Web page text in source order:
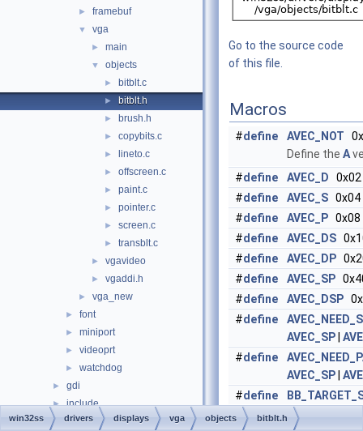
► framebuf
▼ vga
► main
▼ objects
► bitblt.c
► bitblt.h
► brush.h
► copybits.c
► lineto.c
► offscreen.c
► paint.c
► pointer.c
► screen.c
► transblt.c
► vgavideo
► vgaddi.h
► vga_new
► font
► miniport
► videoprt
► watchdog
► gdi
► include
► printing
Go to the source code
of this file.
Macros
#define AVEC_NOT
Define the A
#define AVEC_D 0x02
#define AVEC_S 0x04
#define AVEC_P 0x08
#define AVEC_DS
#define AVEC_DP
#define AVEC_SP
#define AVEC_DSP
#define
AVEC_SP
#define
AVEC_SP
#define
# define
win32ss drivers displays vga objects bitblt.h